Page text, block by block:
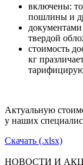
включены:
пошлины и
твердой
стоимость
кг
Актуальную
у наших
Скачать (.xlsx)
НОВОСТИ И